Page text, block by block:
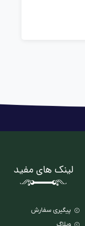
لینک های مفید
پیگیری سفارش
وبلاگ